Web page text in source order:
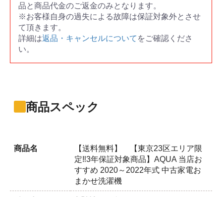
品と商品代金のご返金のみとなります。
※お客様自身の過失による故障は保証対象外とさせ
て頂きます。
詳細は返品・キャンセルについて をご確認くださ
い。
商品スペック
商品名
【送料無料】 【東京23区エリア限
定‼3年保証対象商品】AQUA 当店お
すすめ 2020～2022年式 中古家電お
まかせ洗濯機